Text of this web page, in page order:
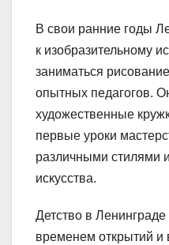
В свои ранние годы
к изобразительному
заниматься
опытных педагогов.
художественные
первые уроки
различными стилями
искусства.
Детство в
временем открытий и